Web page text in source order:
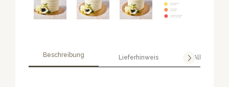
Beschreibung Lieferhinweis Allergene